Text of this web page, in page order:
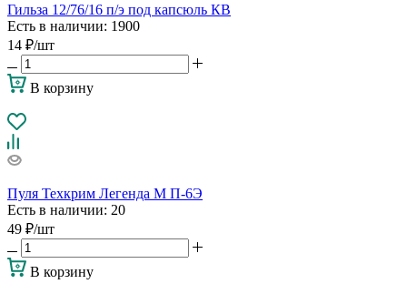
Гильза 12/76/16 п/э под капсюль КВ
Есть в наличии: 1900
14 ₽/шт
В корзину
Пуля Техкрим Легенда М П-6Э
Есть в наличии: 20
49 ₽/шт
В корзину